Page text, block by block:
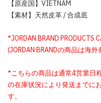
【原産国】VIETNAM
【素材】天然皮革 / 合成底
*JORDAN BRAND PRODUCTS
(JORDAN BRANDの商品は海
*こちらの商品は通常4営業日
の在庫状況により発送までに
す。